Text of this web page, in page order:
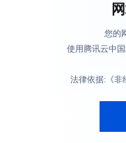
您的
使用腾讯云中
法律依据:《非